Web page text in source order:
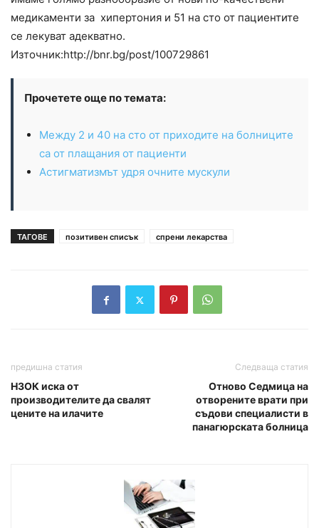
медикаменти за хипертония и 51 на сто от пациентите
се лекуват адекватно.
Източник:http://bnr.bg/post/100729861
Прочетете още по темата:
Между 2 и 40 на сто от приходите на болниците
са от плащания от пациенти
Астигматизмът удря очните мускули
ТАГОВЕ позитивен списък спрени лекарства
предишна статия
НЗОК иска от
производителите да свалят
цените на илачите
Следваща статия
Отново Седмица на
отворените врати при
съдови специалисти в
панагюрската болница